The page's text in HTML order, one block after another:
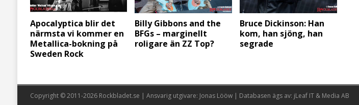
Apocalyptica blir det
närmsta vi kommer en
Metallica-bokning på
Sweden Rock
Billy Gibbons and the
BFGs – marginellt
roligare än ZZ Top?
Bruce Dickinson: Han
kom, han sjöng, han
segrade
Copyright © 2011-2026 Rockbladet.se | Ansvarig utgivare: Jonas Lööw | Databasen ägs av: jLeaf IT & Media AB